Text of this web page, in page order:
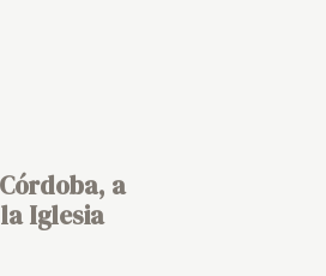
a
Iglesia